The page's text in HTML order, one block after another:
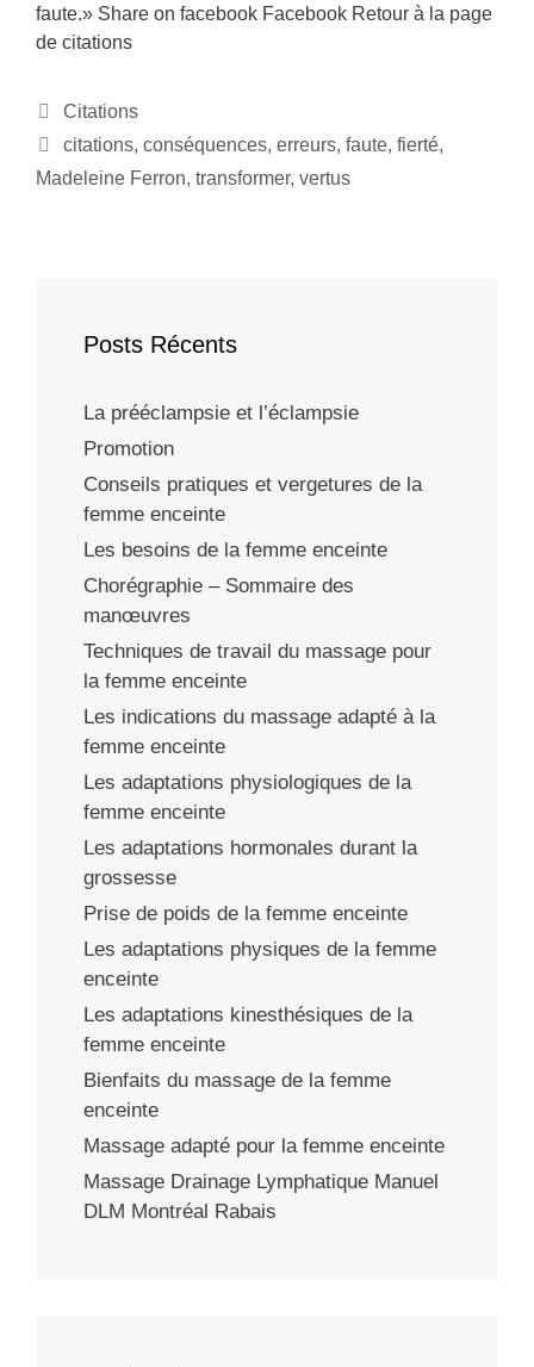
faute.» Share on facebook Facebook Retour à la page
de citations
Citations
citations, conséquences, erreurs, faute, fierté,
Madeleine Ferron, transformer, vertus
Posts Récents
La prééclampsie et l’éclampsie
Promotion
Conseils pratiques et vergetures de la
femme enceinte
Les besoins de la femme enceinte
Chorégraphie – Sommaire des
manœuvres
Techniques de travail du massage pour
la femme enceinte
Les indications du massage adapté à la
femme enceinte
Les adaptations physiologiques de la
femme enceinte
Les adaptations hormonales durant la
grossesse
Prise de poids de la femme enceinte
Les adaptations physiques de la femme
enceinte
Les adaptations kinesthésiques de la
femme enceinte
Bienfaits du massage de la femme
enceinte
Massage adapté pour la femme enceinte
Massage Drainage Lymphatique Manuel
DLM Montréal Rabais